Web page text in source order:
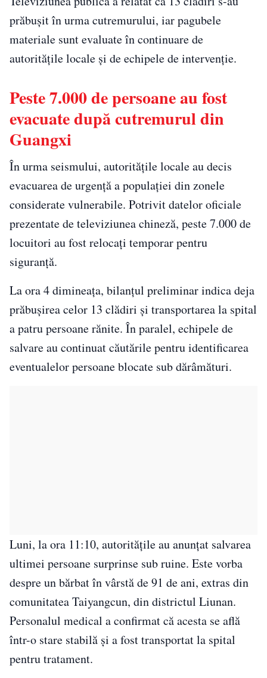
prăbușit în urma cutremurului, iar pagubele
materiale sunt evaluate în continuare de
autoritățile locale și de echipele de intervenție.
Peste 7.000 de persoane au fost
evacuate după cutremurul din
Guangxi
În urma seismului, autoritățile locale au decis
evacuarea de urgență a populației din zonele
considerate vulnerabile. Potrivit datelor oficiale
prezentate de televiziunea chineză, peste 7.000 de
locuitori au fost relocați temporar pentru
siguranță.
La ora 4 dimineața, bilanțul preliminar indica deja
prăbușirea celor 13 clădiri și transportarea la spital
a patru persoane rănite. În paralel, echipele de
salvare au continuat căutările pentru identificarea
eventualelor persoane blocate sub dărâmături.
Luni, la ora 11:10, autoritățile au anunțat salvarea
ultimei persoane surprinse sub ruine. Este vorba
despre un bărbat în vârstă de 91 de ani, extras din
comunitatea Taiyangcun, din districtul Liunan.
Personalul medical a confirmat că acesta se află
într-o stare stabilă și a fost transportat la spital
pentru tratament.